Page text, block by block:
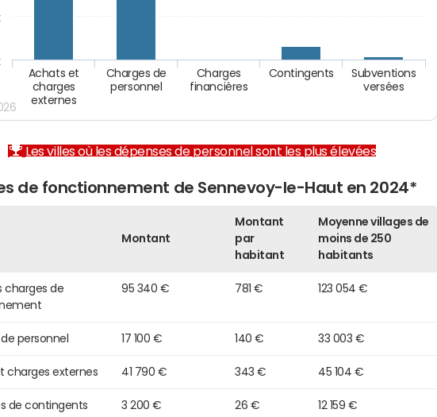
Achats et
charges
externes
Charges de
personnel
Charges
financières
Contingents
Subventions
versées
Les villes où les dépenses de personnel sont les plus élevées
de fonctionnement de Sennevoy-le-Haut en 2024*
Montant
Montant
par
habitant
Moyenne villages de
moins de 250
habitants
charges de
95 340 € 781 € 123 054 €
personnel 17 100 € 140 € 33 003 €
charges externes 41 790 € 343 € 45 104 €
de contingents 3 200 € 26 € 12 159 €